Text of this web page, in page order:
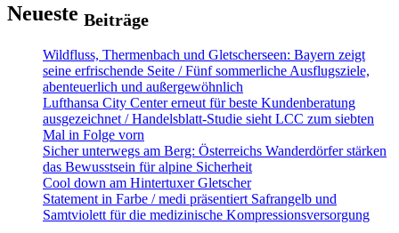
Neueste Beiträge
Wildfluss, Thermenbach und Gletscherseen: Bayern zeigt
seine erfrischende Seite / Fünf sommerliche Ausflugsziele,
abenteuerlich und außergewöhnlich
Lufthansa City Center erneut für beste Kundenberatung
ausgezeichnet / Handelsblatt-Studie sieht LCC zum siebten
Mal in Folge vorn
Sicher unterwegs am Berg: Österreichs Wanderdörfer stärken
das Bewusstsein für alpine Sicherheit
Cool down am Hintertuxer Gletscher
Statement in Farbe / medi präsentiert Safrangelb und
Samtviolett für die medizinische Kompressionsversorgung